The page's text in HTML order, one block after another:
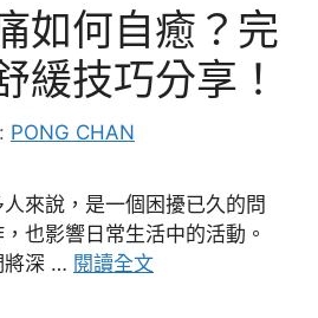
如何自癒？完
緩技巧分享！
PONG CHAN
來說，是一個困擾已久的問
也影響日常生活中的活動。
將深 … 閱讀全文